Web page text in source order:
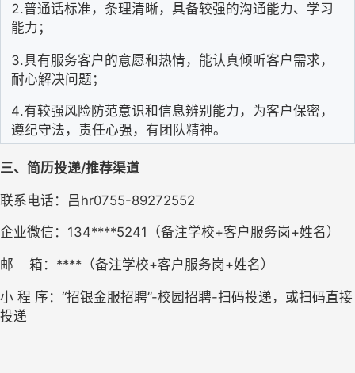
2.普通话标准，条理清晰，具备较强的沟通能力、学习
能力；
3.具有服务客户的意愿和热情，能认真倾听客户需求，
耐心解决问题；
4.有较强风险防范意识和信息辨别能力，为客户保密，
遵纪守法，责任心强，有团队精神。
三、简历投递/推荐渠道
联系电话： 吕hr0755-89272552
企业微信： 134****5241（备注学校+客户服务岗+姓名）
邮 箱： **** （备注学校+客户服务岗+姓名）
小 程 序： “招银金服招聘”-校园招聘-扫码投递，或扫码直接
投递